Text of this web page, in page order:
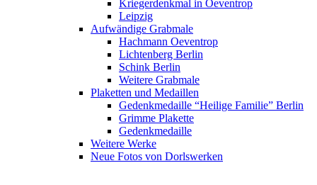
Kriegerdenkmal in Oeventrop
Leipzig
Aufwändige Grabmale
Hachmann Oeventrop
Lichtenberg Berlin
Schink Berlin
Weitere Grabmale
Plaketten und Medaillen
Gedenkmedaille “Heilige Familie” Berlin
Grimme Plakette
Gedenkmedaille
Weitere Werke
Neue Fotos von Dorlswerken